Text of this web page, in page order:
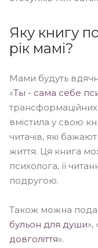
Яку книгу
рік мамі?
Мами будуть
«Ты - сама себе
вмістила у свою
читачів, які
життя. Ця книга
психолога, її
подругою.
Також можна
бульон для души»,
довголіття».